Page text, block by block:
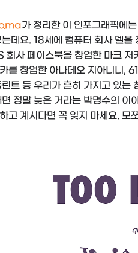
가 정리한 이 인포그래픽에
데요. 18세에 컴퓨터 회사 델
회사 페이스북을 창업한 마크 저
를 창업한 아나데오 지아니니,
트 등 우리가 흔히 가지고 있는
정말 늦은 거라는 박명수의 이
고 계시다면 꼭 잊지 마세요. 모